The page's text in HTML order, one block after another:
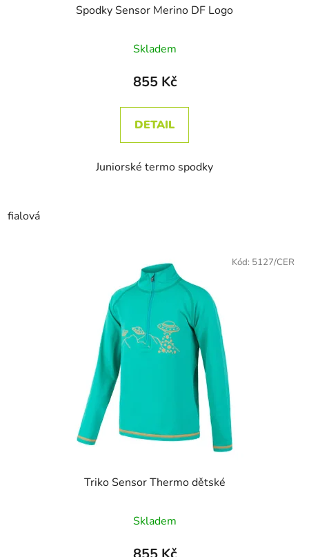
Spodky Sensor Merino DF Logo
Skladem
855 Kč
DETAIL
Juniorské termo spodky
fialová
Triko Sensor Thermo dětské
Skladem
Kód: 5127/CER